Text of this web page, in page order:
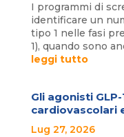
I programmi di
identificare un
tipo 1 nelle fasi
1), quando sono
leggi tutto
Gli agonisti
cardiovascolari
Lug 27, 2026